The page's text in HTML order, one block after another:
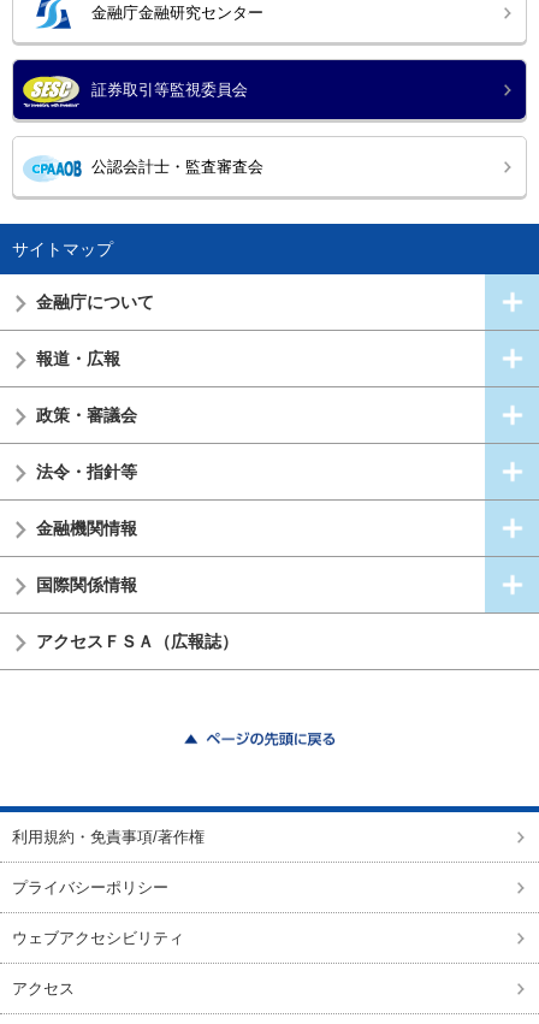
金融庁金融研究センター
証券取引等監視委員会
公認会計士・監査審査会
サイトマップ
金融庁について
報道・広報
政策・審議会
法令・指針等
金融機関情報
国際関係情報
アクセスＦＳＡ（広報誌）
利用規約・免責事項/著作権
プライバシーポリシー
ウェブアクセシビリティ
アクセス